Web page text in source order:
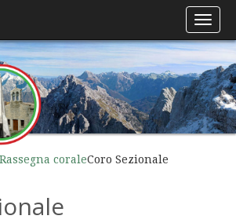
Rassegna coraleCoro Sezionale